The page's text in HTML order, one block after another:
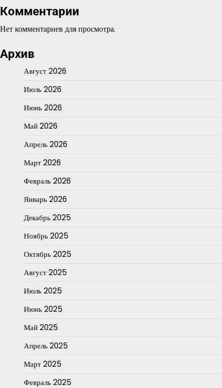
Комментарии
Нет комментариев для просмотра.
Архив
Август 2026
Июль 2026
Июнь 2026
Май 2026
Апрель 2026
Март 2026
Февраль 2026
Январь 2026
Декабрь 2025
Ноябрь 2025
Октябрь 2025
Август 2025
Июль 2025
Июнь 2025
Май 2025
Апрель 2025
Март 2025
Февраль 2025